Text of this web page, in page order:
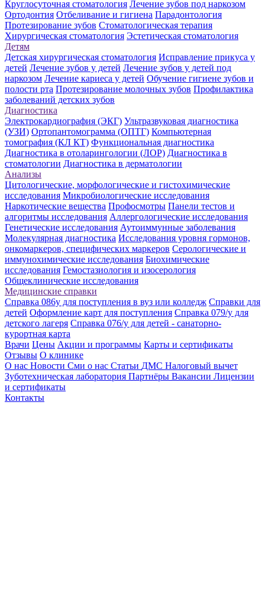
Круглосуточная стоматология Лечение зубов под наркозом
Ортодонтия Отбеливание и гигиена Парадонтология
Протезирование зубов Стоматологическая терапия
Хирургическая стоматология Эстетическая стоматология
Детям
Детская хирургическая стоматология Исправление прикуса у
детей Лечение зубов у детей Лечение зубов у детей под
наркозом Лечение кариеса у детей Обучение гигиене зубов и
полости рта Протезирование молочных зубов Профилактика
заболеваний детских зубов
Диагностика
Электрокардиография (ЭКГ) Ультразвуковая диагностика
(УЗИ) Ортопантомограмма (ОПТГ) Компьютерная
томография (КЛ КТ) Функциональная диагностика
Диагностика в отоларингологии (ЛОР) Диагностика в
стоматологии Диагностика в дерматологии
Анализы
Цитологические, морфологические и гистохимические
исследования Микробиологические исследования
Наркотические вещества Профосмотры Панели тестов и
алгоритмы исследования Аллергологические исследования
Генетические исследования Аутоиммунные заболевания
Молекулярная диагностика Исследования уровня гормонов,
онкомаркеров, специфических маркеров Серологические и
иммунохимические исследования Биохимические
исследования Гемостазиология и изосерология
Общеклинические исследования
Медицинские справки
Справка 086у для поступления в вуз или колледж Справки для
детей Оформление карт для поступления Справка 079/у для
детского лагеря Справка 076/у для детей - санаторно-
курортная карта
Врачи Цены Акции и программы Карты и сертификаты
Отзывы О клинике
О нас Новости Сми о нас Статьи ДМС Налоговый вычет
Зуботехническая лаборатория Партнёры Вакансии Лицензии
и сертификаты
Контакты